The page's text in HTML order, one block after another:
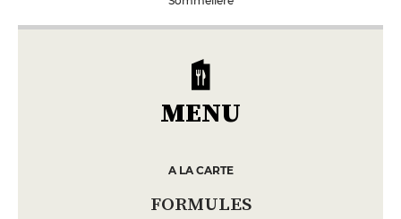
MENU
A LA CARTE
FORMULES